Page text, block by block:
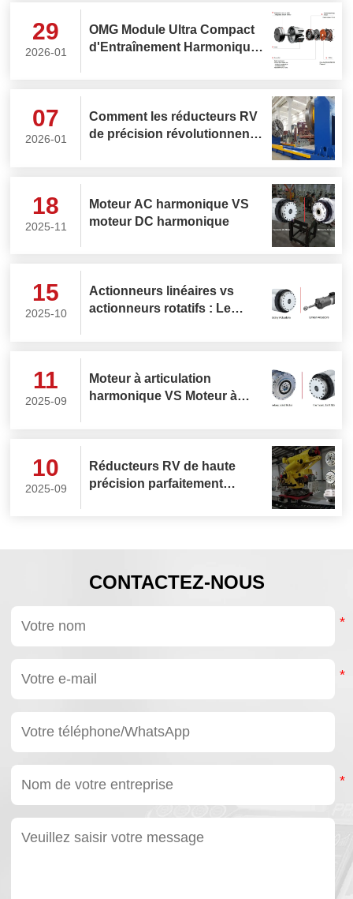
29
2026-01
OMG Module Ultra Compact
d'Entraînement Harmonique
07
2026-01
Comment les réducteurs RV
de précision révolutionnent-
18
2025-11
Moteur AC harmonique VS
moteur DC harmonique
15
2025-10
Actionneurs linéaires vs
actionneurs rotatifs : Le
11
2025-09
Moteur à articulation
harmonique VS Moteur à
10
2025-09
Réducteurs RV de haute
précision parfaitement
CONTACTEZ-NOUS